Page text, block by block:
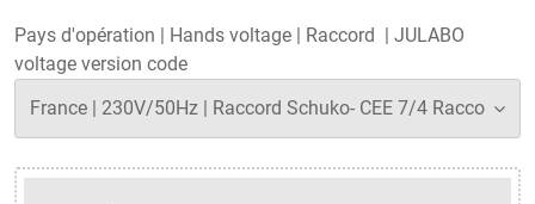
Pays d'opération Hands voltage Raccord
JULABO
voltage version code